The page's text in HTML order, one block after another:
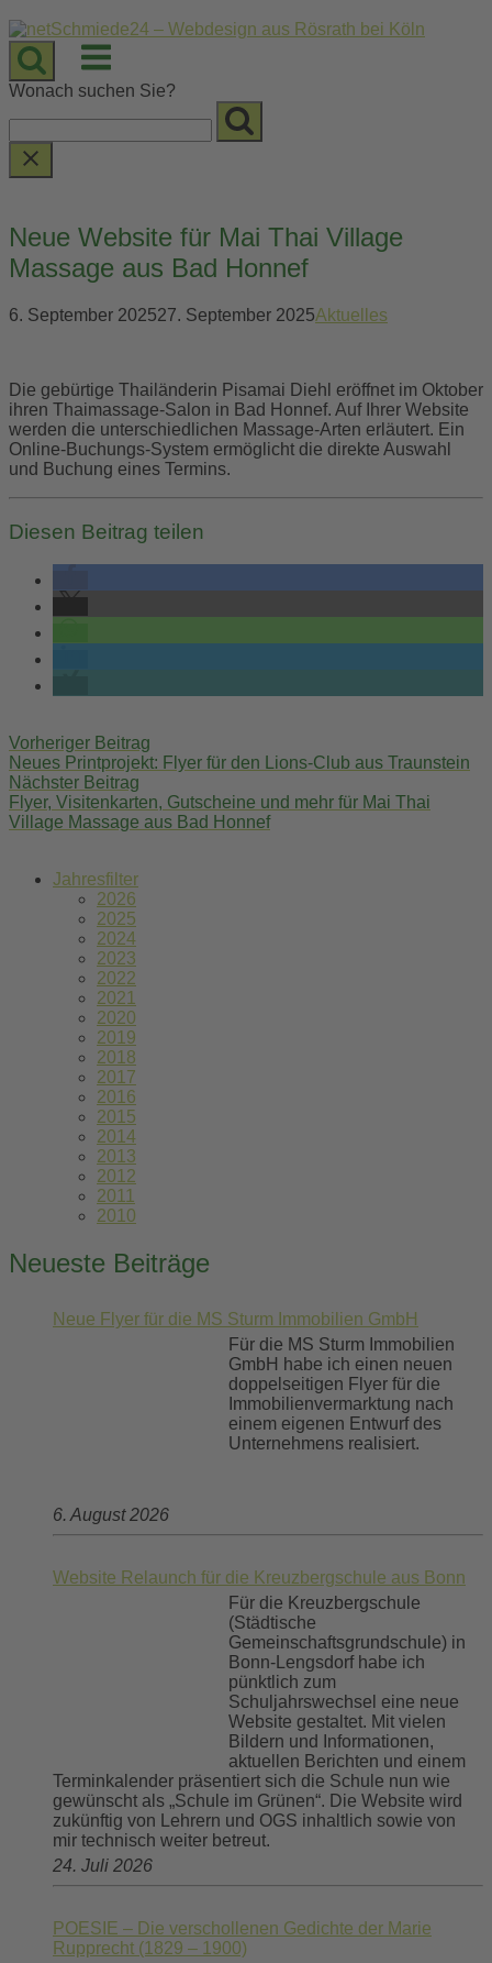
Skip
to
content
Menu
Wonach suchen Sie?
Neue Website für Mai Thai Village
Massage aus Bad Honnef
6. September 202527. September 2025Aktuelles
Die gebürtige Thailänderin Pisamai Diehl eröffnet im Oktober
ihren Thaimassage-Salon in Bad Honnef. Auf Ihrer Website
werden die unterschiedlichen Massage-Arten erläutert. Ein
Online-Buchungs-System ermöglicht die direkte Auswahl
und Buchung eines Termins.
Diesen Beitrag teilen
navigation
Vorheriger Beitrag
Neues Printprojekt: Flyer für den Lions-Club aus Traunstein
Nächster Beitrag
Flyer, Visitenkarten, Gutscheine und mehr für Mai Thai
Village Massage aus Bad Honnef
Jahresfilter
2026
2025
2024
2023
2022
2021
2020
2019
2018
2017
2016
2015
2014
2013
2012
2011
2010
Neueste Beiträge
Neue Flyer für die MS Sturm Immobilien GmbH
Für die MS Sturm Immobilien
GmbH habe ich einen neuen
doppelseitigen Flyer für die
Immobilienvermarktung nach
einem eigenen Entwurf des
Unternehmens realisiert.
6. August 2026
Website Relaunch für die Kreuzbergschule aus Bonn
Für die Kreuzbergschule
(Städtische
Gemeinschaftsgrundschule) in
Bonn-Lengsdorf habe ich
pünktlich zum
Schuljahrswechsel eine neue
Website gestaltet. Mit vielen
Bildern und Informationen,
aktuellen Berichten und einem
Terminkalender präsentiert sich die Schule nun wie
gewünscht als „Schule im Grünen“. Die Website wird
zukünftig von Lehrern und OGS inhaltlich sowie von
mir technisch weiter betreut.
24. Juli 2026
POESIE – Die verschollenen Gedichte der Marie
Rupprecht (1829 – 1900)